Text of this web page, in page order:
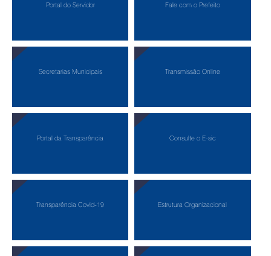
Portal do Servidor Fale com o Prefeito
Secretarias Municipais Transmissão Online
Portal da Transparência Consulte o E-sic
Transparência Covid-19 Estrutura Organizacional